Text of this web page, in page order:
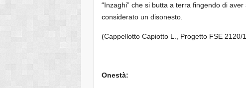
“Inzaghi” che si butta a terra fingendo di
considerato un disonesto.
(Cappellotto Capiotto L., Progetto FSE 2120/
Onestà: